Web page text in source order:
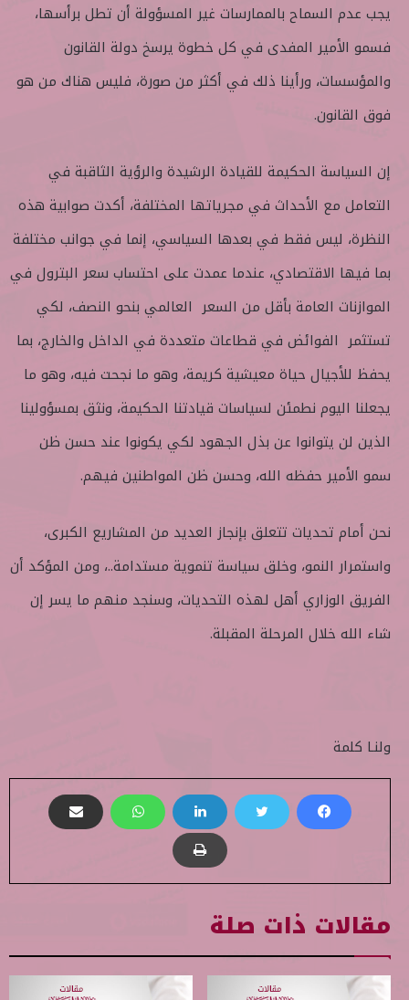
يجب عدم السماح بالممارسات غير المسؤولة أن تطل برأسها،
فسمو الأمير المفدى في كل خطوة يرسخ دولة القانون
والمؤسسات، ورأينا ذلك في أكثر من صورة، فليس هناك من هو
فوق القانون.
إن السياسة الحكيمة للقيادة الرشيدة والرؤية الثاقبة في
التعامل مع الأحداث في مجرياتها المختلفة، أكدت صوابية هذه
النظرة، ليس فقط في بعدها السياسي، إنما في جوانب مختلفة
بما فيها الاقتصادي، عندما عمدت على احتساب سعر البترول في
الموازنات العامة بأقل من السعر العالمي بنحو النصف، لكي
تستثمر الفوائض في قطاعات متعددة في الداخل والخارج، بما
يحفظ للأجيال حياة معيشية كريمة، وهو ما نجحت فيه، وهو ما
يجعلنا اليوم نطمئن لسياسات قيادتنا الحكيمة، ونثق بمسؤولينا
الذين لن يتوانوا عن بذل الجهود لكي يكونوا عند حسن ظن
سمو الأمير حفظه الله، وحسن ظن المواطنين فيهم.
نحن أمام تحديات تتعلق بإنجاز العديد من المشاريع الكبرى،
واستمرار النمو، وخلق سياسة تنموية مستدامة..، ومن المؤكد أن
الفريق الوزاري أهل لهذه التحديات، وسنجد منهم ما يسر إن
شاء الله خلال المرحلة المقبلة.
ولنـا كلمة
مقالات ذات صلة